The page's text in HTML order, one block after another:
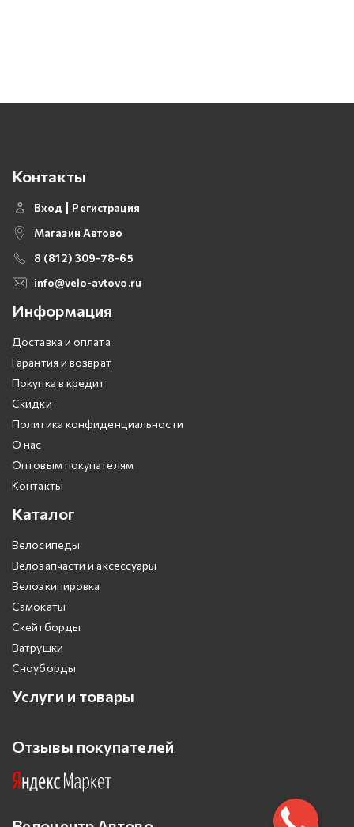
Контакты
Вход
Регистрация
Магазин Автово
8 (812) 309-78-65
info@velo-avtovo.ru
Информация
Доставка и оплата
Гарантия и возврат
Покупка в кредит
Скидки
Политика конфиденциальности
О нас
Оптовым покупателям
Контакты
Каталог
Велосипеды
Велозапчасти и аксессуары
Велоэкипировка
Самокаты
Скейтборды
Ватрушки
Сноуборды
Услуги и товары
Отзывы покупателей